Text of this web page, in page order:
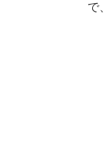
で